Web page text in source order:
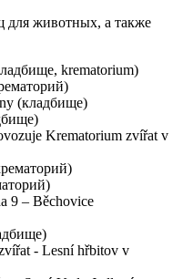
для животных, а также
krematorium)
(кладбище)
Krematorium zvířat v
9 – Běchovice
- Lesní hřbitov v